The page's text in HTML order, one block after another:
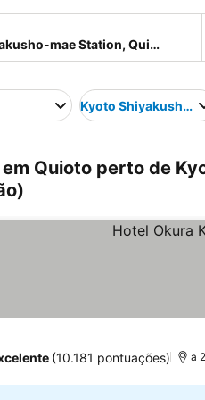
Kyoto Shiyakusho-
Quioto perto de
(10.181 pontuações) a